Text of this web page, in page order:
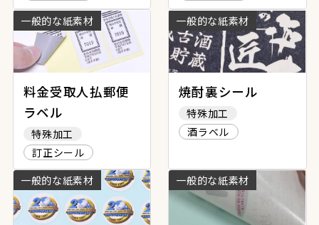
一般的な紙素材
料金受取人払郵便
ラベル
特殊加工
訂正シール
一般的な紙素材
焼酎裏シール
特殊加工
酒ラベル
一般的な紙素材 一般的な紙素材